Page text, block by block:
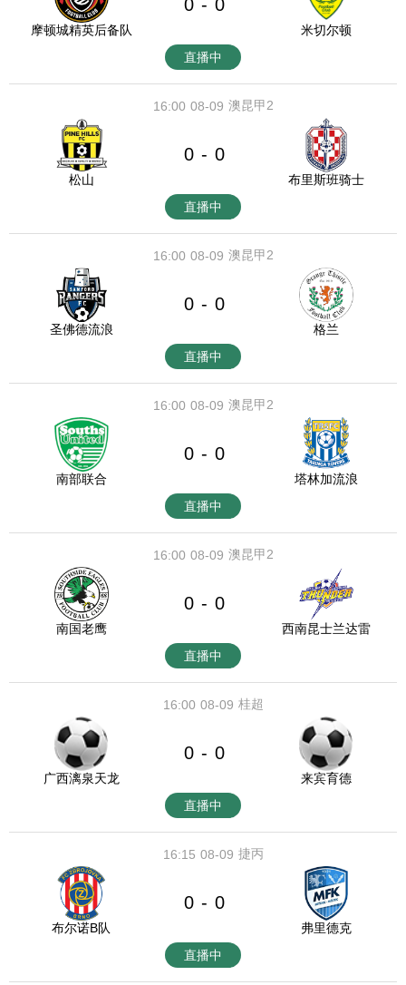
摩顿城精英后备队
0 - 0
米切尔顿
直播中
08-09
16:00 澳昆甲2
松山
0 - 0
布里斯班骑士
直播中
08-09
16:00 澳昆甲2
圣佛德流浪
0 - 0
格兰
直播中
08-09
16:00 澳昆甲2
南部联合
0 - 0
塔林加流浪
直播中
08-09
16:00 澳昆甲2
南国老鹰
0 - 0
西南昆士兰达雷
直播中
08-09
16:00 桂超
广西漓泉天龙
0 - 0
来宾育德
直播中
08-09
16:15 捷丙
布尔诺B队
0 - 0
弗里德克
直播中